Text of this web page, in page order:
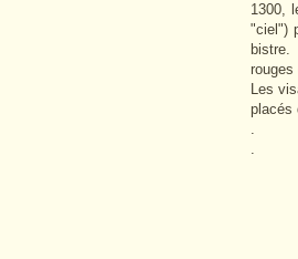
1300,
"ciel")
bistre.
Les
placés
.
.